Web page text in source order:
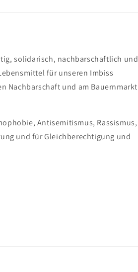
solidarisch, nachbarschaftlich und
für unseren Imbiss
Nachbarschaft und am Bauernmarkt
Antisemitismus, Rassismus,
und für Gleichberechtigung und